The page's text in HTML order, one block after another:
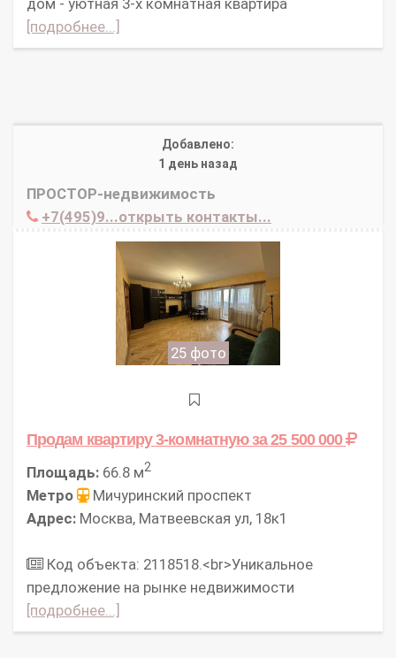
[подробнее...]
Добавлено:
1 день назад
ПРОСТОР-недвижимость
+7(495)9...открыть контакты...
25 фото
Продам квартиру 3-комнатнуюза 25 500 000
Площадь: 66.8 м2
Метро
Мичуринский проспект
Адрес: Москва, Матвеевская ул, 18к1
Код объекта: 2118518.<br>Уникальное
предложение на рынке недвижимости
[подробнее...]